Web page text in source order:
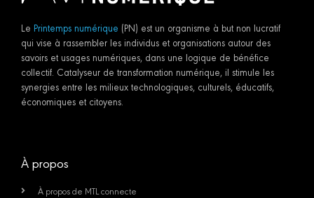
Le Printemps numérique (PN) est un organisme à but non lucratif
qui vise à rassembler les individus et organisations autour des
savoirs et usages numériques, dans une logique de bénéfice
collectif. Catalyseur de transformation numérique, il stimule les
synergies entre les milieux technologiques, culturels, éducatifs,
économiques et citoyens.
À propos
À propos de MTL connecte